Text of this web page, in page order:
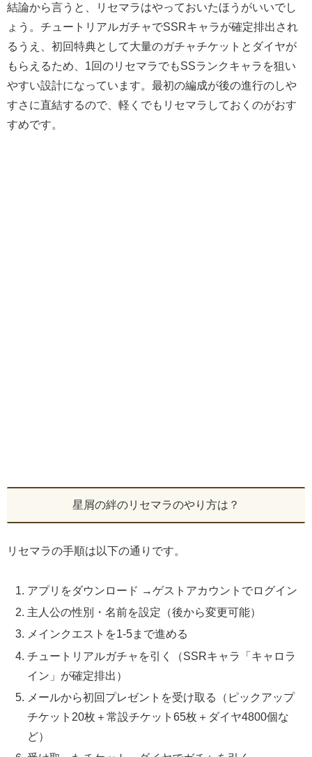
結論から言うと、リセマラはやっておいたほうがいいでし
ょう。チュートリアルガチャでSSRキャラが確定排出され
るうえ、初回特典として大量のガチャチケットとダイヤが
もらえるため、1回のリセマラでもSSランクキャラを狙い
やすい設計になっています。最初の編成が後の進行のしや
すさに直結するので、軽くでもリセマラしておくのがおす
すめです。
星屑の絆のリセマラのやり方は？
リセマラの手順は以下の通りです。
アプリをダウンロード →ゲストアカウントでログイン
主人公の性別・名前を設定（後から変更可能）
メインクエストを1-5まで進める
チュートリアルガチャを引く（SSRキャラ「キャロラ
イン」が確定排出）
メールから初回プレゼントを受け取る（ピックアップ
チケット20枚＋常設チケット65枚＋ダイヤ4800個な
ど）